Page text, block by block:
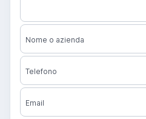
Nome o azienda
Telefono
Email